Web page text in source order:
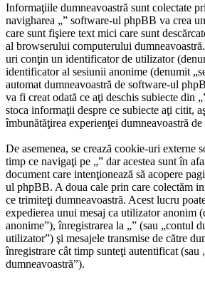
Informaţiile dumneavoastră sunt colectate
navigharea „” software-ul phpBB va crea
care sunt fişiere text mici care sunt
al browserului computerului
uri conţin un identificator de utilizator
identificator al sesiunii anonime (denumit
automat dumneavoastră de software-ul
va fi creat odată ce aţi deschis subiecte din
stoca informaţii despre ce subiecte aţi citit,
îmbunătăţirea experienţei dumneavoastră
De asemenea, se crează cookie-uri externe
timp ce navigaţi pe „” dar acestea sunt în
document care intenţionează să acopere
ul phpBB. A doua cale prin care colectăm
ce trimiteţi dumneavoastră. Acest lucru
expedierea unui mesaj ca utilizator anonim
anonime”), înregistrarea la „” (sau „contul
utilizator”) şi mesajele transmise de către
înregistrare cât timp sunteţi autentificat (sau
dumneavoastră”).